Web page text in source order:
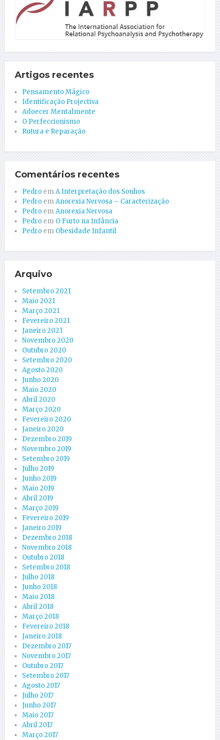
Artigos recentes
Pensamento Mágico
Identificação Projectiva
Adoecer Mentalmente
O Perfeccionismo
Rutura e Reparação
Comentários recentes
Pedro emA Interpretação dos Sonhos
Pedro emAnorexia Nervosa – Caracterização
Pedro emAnorexia Nervosa
Pedro em O Furto na Infância
Pedro em Obesidade Infantil
Arquivo
Setembro 2021
Maio 2021
Março 2021
Fevereiro 2021
Janeiro 2021
Novembro 2020
Outubro 2020
Setembro 2020
Agosto 2020
Junho 2020
Maio 2020
Abril 2020
Março 2020
Fevereiro 2020
Janeiro 2020
Dezembro 2019
Novembro 2019
Setembro 2019
Julho 2019
Junho 2019
Maio 2019
Abril 2019
Março 2019
Fevereiro 2019
Janeiro 2019
Dezembro 2018
Novembro 2018
Outubro 2018
Setembro 2018
Julho 2018
Junho 2018
Maio 2018
Abril 2018
Março 2018
Fevereiro 2018
Janeiro 2018
Dezembro 2017
Novembro 2017
Outubro 2017
Setembro 2017
Agosto 2017
Julho 2017
Junho 2017
Maio 2017
Abril 2017
Março 2017